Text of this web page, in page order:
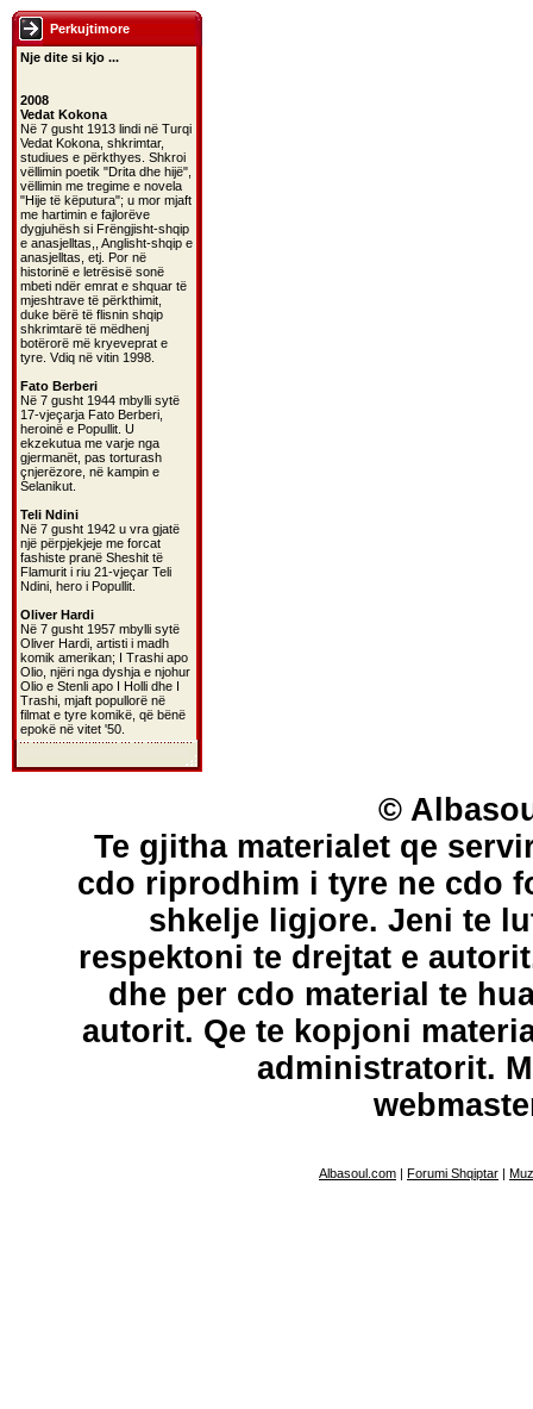
Perkujtimore
Nje dite si kjo ...
2008
Vedat Kokona
Në 7 gusht 1913 lindi në Turqi
Vedat Kokona, shkrimtar,
studiues e përkthyes. Shkroi
vëllimin poetik "Drita dhe hijë",
vëllimin me tregime e novela
"Hije të këputura"; u mor mjaft
me hartimin e fajlorëve
dygjuhësh si Frëngjisht-shqip
e anasjelltas,, Anglisht-shqip e
anasjelltas, etj. Por në
historinë e letrësisë sonë
mbeti ndër emrat e shquar të
mjeshtrave të përkthimit,
duke bërë të flisnin shqip
shkrimtarë të mëdhenj
botërorë më kryeveprat e
tyre. Vdiq në vitin 1998.
Fato Berberi
Në 7 gusht 1944 mbylli sytë
17-vjeçarja Fato Berberi,
heroinë e Popullit. U
ekzekutua me varje nga
gjermanët, pas torturash
çnjerëzore, në kampin e
Selanikut.
Teli Ndini
Në 7 gusht 1942 u vra gjatë
një përpjekjeje me forcat
fashiste pranë Sheshit të
Flamurit i riu 21-vjeçar Teli
Ndini, hero i Popullit.
Oliver Hardi
Në 7 gusht 1957 mbylli sytë
Oliver Hardi, artisti i madh
komik amerikan; I Trashi apo
Olio, njëri nga dyshja e njohur
Olio e Stenli apo I Holli dhe I
Trashi, mjaft popullorë në
filmat e tyre komikë, që bënë
epokë në vitet '50.
©
Te gjitha materialet qe
cdo riprodhim i tyre ne cdo
shkelje ligjore. Jeni te
respektoni te drejtat e
dhe per cdo material te
autorit. Qe te kopjoni
administratorit.
Albasoul.com | Forumi Shqiptar |